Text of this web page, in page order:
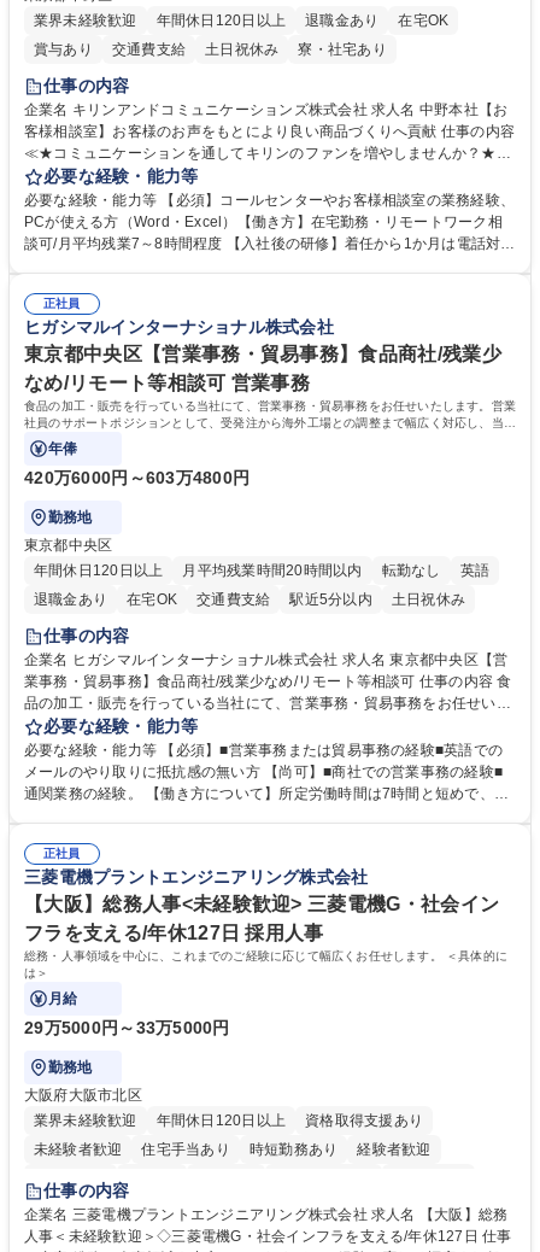
業界未経験歓迎
年間休日120日以上 退職金あり
在宅OK
賞与あり
交通費支給 土日祝休み 寮・社宅あり
仕事の内容
企業名 キリンアンドコミュニケーションズ株式会社 求人名 中野本社【お
客様相談室】お客様のお声をもとにより良い商品づくりへ貢献 仕事の内容
≪★コミュニケーションを通してキリンのファンを増やしませんか？★≫
お客様のお声をより良い商品づくりに活かしていく上で、窓口となるお客
様相談室でのお仕事です。 日々お客様からいただくキリングループへのご
意見を、企業活動に活かしています。お客様からの声に迅速かつ誠意をも
って対応、情報提供するとともにグループ内活動に反映しています。 【具
平均100件前後■メール・手紙：同上40件前後 募集職種 中野本社【お客様
相談室】お客様のお声をもとにより良い商品づくりへ貢献
必要な経験・能力等
必要な経験・能力等 【必須】コールセンターやお客様相談室の業務経験、
PCが使える方（Word・Excel）【働き方】在宅勤務・リモートワーク相
談可/月平均残業7～8時間程度 【入社後の研修】着任から1か月は電話対応
すのでご安心ください。 【当社について】キリングループの広報機能を担
う会社として、お客様との出会いを大切にし、磨き上げたホスピタリティ
を込めてコミュニケーションをとりながら広報関連業務を行っておりま
す。 学歴・資格 学歴：大学院 大学 高専 短大 専修学校 高校 語学力： 資
格：
正社員
ヒガシマルインターナショナル株式会社
東京都中央区【営業事務・貿易事務】食品商社/残業少
なめ/リモート等相談可 営業事務
食品の加工・販売を行っている当社にて、営業事務・貿易事務をお任せいたします。営業
社員のサポートポジションとして、受発注から海外工場との調整まで幅広く対応し、当社
事業の根幹を支えていただきます。
年俸
420万6000円～603万4800円
勤務地
東京都中央区
年間休日120日以上
月平均残業時間20時間以内 転勤なし
英語
退職金あり
在宅OK 交通費支給 駅近5分以内 土日祝休み
仕事の内容
企業名 ヒガシマルインターナショナル株式会社 求人名 東京都中央区【営
業事務・貿易事務】食品商社/残業少なめ/リモート等相談可 仕事の内容 食
品の加工・販売を行っている当社にて、営業事務・貿易事務をお任せいた
します。営業社員のサポートポジションとして、受発注から海外工場との
調整まで幅広く対応し、当社事業の根幹を支えていただきます。 ■受発注
業務、請求書発行 ■海外工場とのスケジュール調整 ■在庫管理 ■輸入書類
の確認・作成 ■配送手配 ■通関業者を通して行う輸出入業全般 ■倉庫との
ルプロデュースしているため、商品に関わる全ての業務をサポート頂きま
す。 募集職種 東京都中央区【営業事務・貿易事務】食品商社/残業少なめ/
リモート等相談可
必要な経験・能力等
必要な経験・能力等 【必須】■営業事務または貿易事務の経験■英語での
メールのやり取りに抵抗感の無い方 【尚可】■商社での営業事務の経験■
通関業務の経験。 【働き方について】所定労働時間は7時間と短めで、残
の強み】1991年の設立以来、外食産業を中心としたお客様の多様なニー
ズに沿った冷凍水産物等の生産・輸入・販売を一貫して手掛けています。
自社工場と海外拠点の強固な連携によるワンストップサービスが最大の強
みです。 学歴・資格 学歴：大学院 大学 語学力：英語 資格：
正社員
三菱電機プラントエンジニアリング株式会社
【大阪】総務人事<未経験歓迎> 三菱電機G・社会イン
フラを支える/年休127日 採用人事
総務・人事領域を中心に、これまでのご経験に応じて幅広くお任せします。 ＜具体的に
は＞
月給
29万5000円～33万5000円
勤務地
大阪府大阪市北区
業界未経験歓迎
年間休日120日以上
資格取得支援あり
未経験者歓迎
住宅手当あり 時短勤務あり
経験者歓迎
退職金あり
駅近5分以内
土日祝休み 服装自由 寮・社宅あり 食事補助あり
仕事の内容
企業名 三菱電機プラントエンジニアリング株式会社 求人名 【大阪】総務
人事＜未経験歓迎＞◇三菱電機G・社会インフラを支える/年休127日 仕事